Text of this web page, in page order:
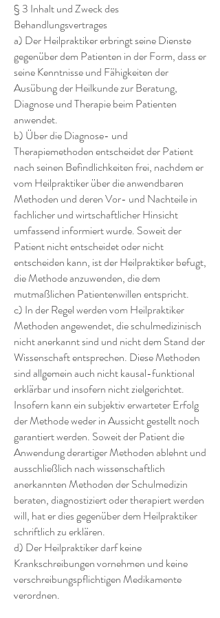
§ 3 Inhalt und Zweck des
Behandlungsvertrages
a) Der Heilpraktiker erbringt seine Dienste
gegenüber dem Patienten in der Form, dass er
seine Kenntnisse und Fähigkeiten der
Ausübung der Heilkunde zur Beratung,
Diagnose und Therapie beim Patienten
anwendet.
b) Über die Diagnose- und
Therapiemethoden entscheidet der Patient
nach seinen Befindlichkeiten frei, nachdem er
vom Heilpraktiker über die anwendbaren
Methoden und deren Vor- und Nachteile in
fachlicher und wirtschaftlicher Hinsicht
umfassend informiert wurde. Soweit der
Patient nicht entscheidet oder nicht
entscheiden kann, ist der Heilpraktiker befugt,
die Methode anzuwenden, die dem
mutmaßlichen Patientenwillen entspricht.
c) In der Regel werden vom Heilpraktiker
Methoden angewendet, die schulmedizinisch
nicht anerkannt sind und nicht dem Stand der
Wissenschaft entsprechen. Diese Methoden
sind allgemein auch nicht kausal-funktional
erklärbar und insofern nicht zielgerichtet.
Insofern kann ein subjektiv erwarteter Erfolg
der Methode weder in Aussicht gestellt noch
garantiert werden. Soweit der Patient die
Anwendung derartiger Methoden ablehnt und
ausschließlich nach wissenschaftlich
anerkannten Methoden der Schulmedizin
beraten, diagnostiziert oder therapiert werden
will, hat er dies gegenüber dem Heilpraktiker
schriftlich zu erklären.
d) Der Heilpraktiker darf keine
Krankschreibungen vornehmen und keine
verschreibungspflichtigen Medikamente
verordnen.